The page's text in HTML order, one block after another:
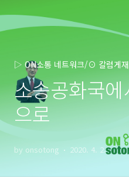
▷ ON소통 네트워크/⊙ 칼럼게재
소송공화국
으로
by onsotong 2020. 4. 2.